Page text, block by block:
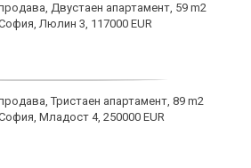
Двустаен апартамент, 59 m2
Люлин 3, 117000 EUR
Тристаен апартамент, 89 m2
Младост 4, 250000 EUR